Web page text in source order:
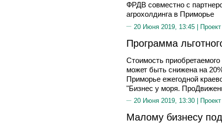
ФРДВ совместно с
агрохолдинга в Приморье
20 Июня 2019, 13:45 |
Программа
Стоимость
может быть снижена на
Приморье ежегодной
"Бизнес у моря.
20 Июня 2019, 13:30 |
Малому бизнесу